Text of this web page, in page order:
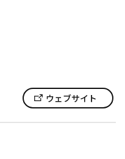
ウェブサイト